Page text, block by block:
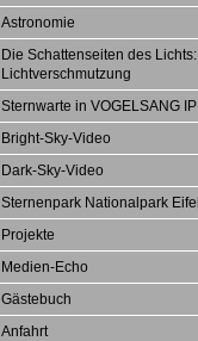
Astronomie
Die Schattenseiten des Lichts:
Lichtverschmutzung
Sternwarte in VOGELSANG IP
Bright-Sky-Video
Dark-Sky-Video
Sternenpark Nationalpark Eifel
Projekte
Medien-Echo
Gästebuch
Anfahrt